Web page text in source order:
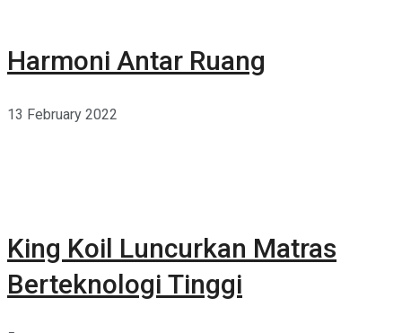
Harmoni Antar Ruang
13 February 2022
King Koil Luncurkan Matras
Berteknologi Tinggi